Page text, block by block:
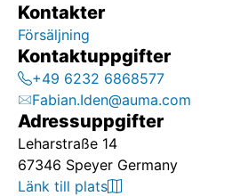
Kontakter
Försäljning
Kontaktuppgifter
+49 6232 6868577
Fabian.Iden@auma.com
Adressuppgifter
Leharstraße 14
67346 Speyer Germany
Länk till plats